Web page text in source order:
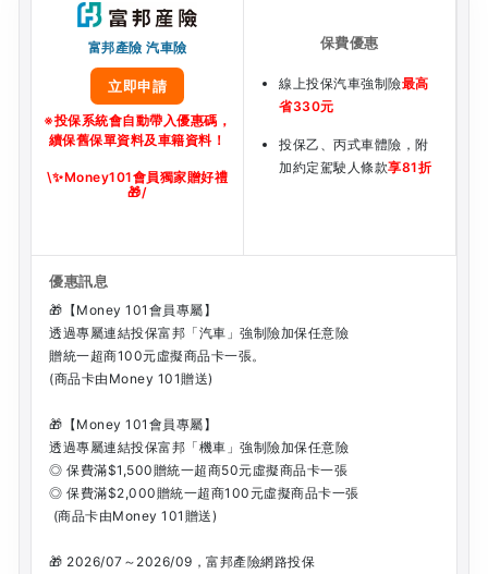
富邦產險 汽車險
立即申請
※投保系統會自動帶入優惠碼，
續保舊保單資料及車籍資料！
\✨Money101會員獨家贈好禮
🎁/
線上投保汽車強制險最高
省330元
投保乙、丙式車體險，附
加約定駕駛人條款享81折
🎁【Money 101會員專屬】
透過專屬連結投保富邦「汽車」強制險加保任意險
贈統一超商100元虛擬商品卡一張。
(商品卡由Money 101贈送)
🎁【Money 101會員專屬】
透過專屬連結投保富邦「機車」強制險加保任意險
◎ 保費滿$1,500贈統一超商50元虛擬商品卡一張
◎ 保費滿$2,000贈統一超商100元虛擬商品卡一張
(商品卡由Money 101贈送)
🎁 2026/07～2026/09，富邦產險網路投保